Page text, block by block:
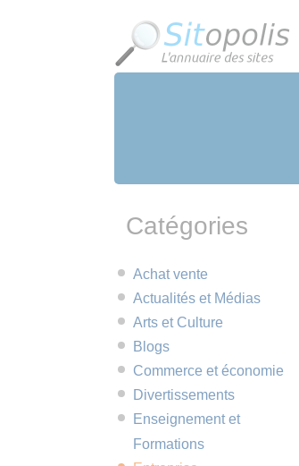
Catégories
Achat vente
Actualités et Médias
Arts et Culture
Blogs
Commerce et économie
Divertissements
Enseignement et
Formations